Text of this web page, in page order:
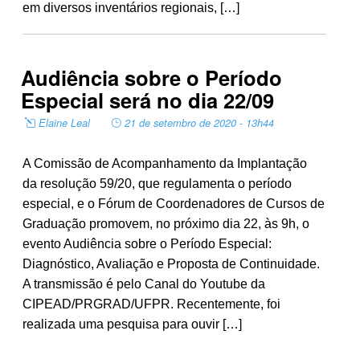
em diversos inventários regionais, […]
Audiência sobre o Período
Especial será no dia 22/09
Elaine Leal 21 de setembro de 2020 - 13h44
A Comissão de Acompanhamento da Implantação
da resolução 59/20, que regulamenta o período
especial, e o Fórum de Coordenadores de Cursos de
Graduação promovem, no próximo dia 22, às 9h, o
evento Audiência sobre o Período Especial:
Diagnóstico, Avaliação e Proposta de Continuidade.
A transmissão é pelo Canal do Youtube da
CIPEAD/PRGRAD/UFPR. Recentemente, foi
realizada uma pesquisa para ouvir […]